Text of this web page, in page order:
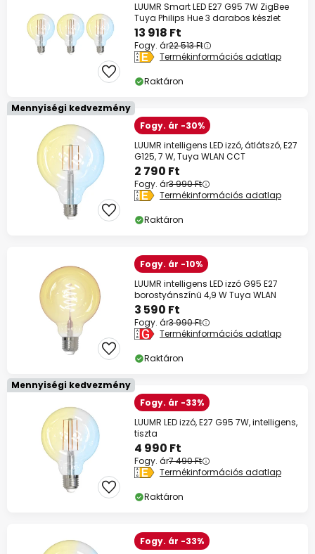
LUUMR Smart LED E27 G95 7W ZigBee
Tuya Philips Hue 3 darabos készlet
13 918 Ft
Fogy. ár22 513 Ft
Termékinformációs adatlap
Raktáron
Mennyiségi kedvezmény
Fogy. ár -30%
LUUMR intelligens LED izzó, átlátszó, E27
G125, 7 W, Tuya WLAN CCT
2 790 Ft
Fogy. ár3 990 Ft
Termékinformációs adatlap
Raktáron
Fogy. ár -10%
LUUMR intelligens LED izzó G95 E27
borostyánszínű 4,9 W Tuya WLAN
3 590 Ft
Fogy. ár3 990 Ft
Termékinformációs adatlap
Raktáron
Mennyiségi kedvezmény
Fogy. ár -33%
LUUMR LED izzó, E27 G95 7W, intelligens,
tiszta
4 990 Ft
Fogy. ár7 490 Ft
Termékinformációs adatlap
Raktáron
Fogy. ár -33%